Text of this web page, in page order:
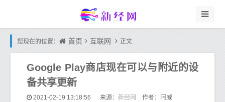
您现在的位置： 首页 互联网 正文
Google Play商店现在可以与附近的设
备共享更新
2021-02-19 13:18:56 来源： 新经网 作者：阿威